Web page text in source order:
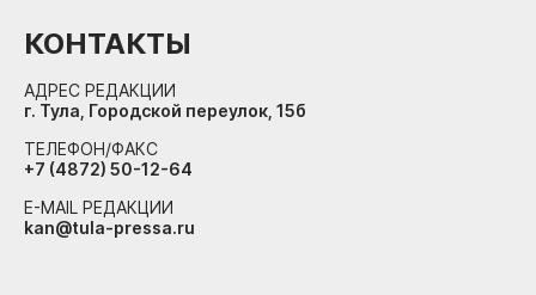
КОНТАКТЫ
АДРЕС РЕДАКЦИИ
г. Тула, Городской переулок, 15б
ТЕЛЕФОН/ФАКС
+7 (4872) 50-12-64
E-MAIL РЕДАКЦИИ
kan@tula-pressa.ru